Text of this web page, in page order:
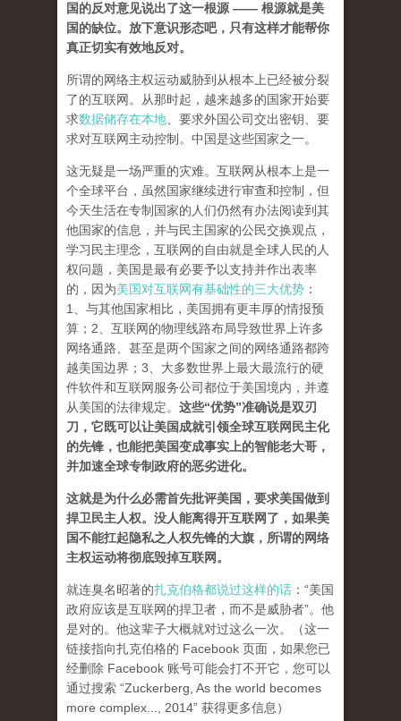
国的反对意见说出了这一根源 —— 根源就是美
国的缺位。放下意识形态吧，只有这样才能帮你
真正切实有效地反对。
所谓的网络主权运动威胁到从根本上已经被分裂
了的互联网。从那时起，越来越多的国家开始要
求数据储存在本地 、要求外国公司交出密钥、要
求对互联网主动控制。中国是这些国家之一。
这无疑是一场严重的灾难。互联网从根本上是一
个全球平台，虽然国家继续进行审查和控制，但
今天生活在专制国家的人们仍然有办法阅读到其
他国家的信息，并与民主国家的公民交换观点，
学习民主理念，互联网的自由就是全球人民的人
权问题，美国是最有必要予以支持并作出表率
的，因为美国对互联网有基础性的三大优势 ：
1、与其他国家相比，美国拥有更丰厚的情报预
算；2、互联网的物理线路布局导致世界上许多
网络通路、甚至是两个国家之间的网络通路都跨
越美国边界；3、大多数世界上最大最流行的硬
件软件和互联网服务公司都位于美国境内，并遵
从美国的法律规定。 这些“优势”准确说是双刃
刀，它既可以让美国成就引领全球互联网民主化
的先锋，也能把美国变成事实上的智能老大哥，
并加速全球专制政府的恶劣进化。
这就是为什么必需首先批评美国，要求美国做到
捍卫民主人权。没人能离得开互联网了，如果美
国不能扛起隐私之人权先锋的大旗，所谓的网络
主权运动将彻底毁掉互联网。
就连臭名昭著的扎克伯格都说过这样的话 ：“美国
政府应该是互联网的捍卫者，而不是威胁者”。他
是对的。他这辈子大概就对过这么一次。（这一
链接指向扎克伯格的 Facebook 页面，如果您已
经删除 Facebook 账号可能会打不开它，您可以
通过搜索 “Zuckerberg, As the world becomes
more complex..., 2014” 获得更多信息）